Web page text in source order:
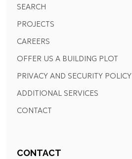
SEARCH
PROJECTS
CAREERS
OFFER US A BUILDING PLOT
PRIVACY AND SECURITY POLICY
ADDITIONAL SERVICES
CONTACT
CONTACT